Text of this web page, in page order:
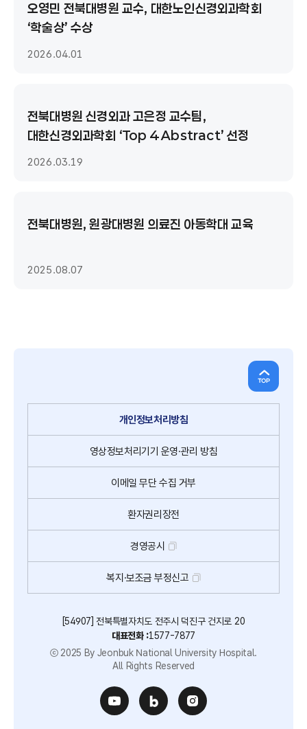
오영민 전북대병원 교수, 대한노인신경외과학회
‘학술상’ 수상
2026.04.01
전북대병원 신경외과 고은정 교수팀,
대한신경외과학회 ‘Top 4 Abstract’ 선정
2026.03.19
전북대병원, 원광대병원 의료진 아동학대 교육
2025.08.07
개인정보처리방침
영상정보처리기기 운영·관리 방침
이메일 무단수집 거부
환자권리장전
경영공시
복지·보조금 부정신고
[54907] 전북특별자치도 전주시 덕진구 건지로 20
대표전화 :1577-7877
ⓒ 2025 By Jeonbuk National University Hospital.
All Rights Reserved